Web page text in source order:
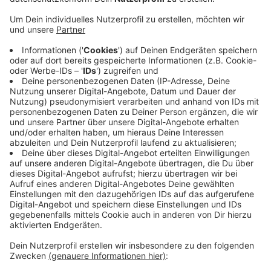
Richtung Niehler Ei.
Veröffentlicht: Mittwoch, 08.09.2021 06:41
Anzeige
Für Autofahrer die hier lang müssen, gibt es eine
Umleitung – diese wird mit einem roten Punkt
ausgeschildert. DieAutobahn Rheinland arbeitet an der
Beschilderung auf der Verbindungsfahrbahn. Bis 15 Uhr
sollen die Arbeiten abgeschlossen und die Sperrung
wieder aufgehoben sein.
Anzeige